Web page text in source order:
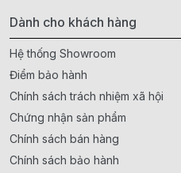
Dành cho khách hàng
Hệ thống Showroom
Điểm bảo hành
Chính sách trách nhiệm xã hội
Chứng nhận sản phẩm
Chính sách bán hàng
Chính sách bảo hành